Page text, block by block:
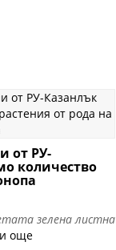
от РУ-
количество
зелена листна
още